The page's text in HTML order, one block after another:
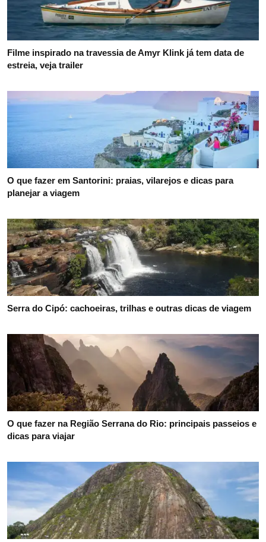
Filme inspirado na travessia de Amyr Klink já tem data de
estreia, veja trailer
O que fazer em Santorini: praias, vilarejos e dicas para
planejar a viagem
Serra do Cipó: cachoeiras, trilhas e outras dicas de viagem
O que fazer na Região Serrana do Rio: principais passeios e
dicas para viajar